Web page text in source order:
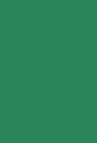
un viaje seguro